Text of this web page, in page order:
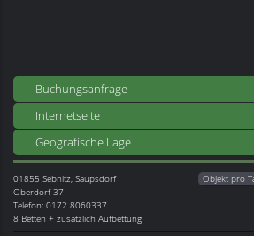
Buchungsanfrage
Internetseite
Geografische Lage
01855 Sebnitz, Saupsdorf
Oberdorf 37
Telefon: 0172 8060337
8 Betten + zusätzlich Aufbettung
Objekt pro